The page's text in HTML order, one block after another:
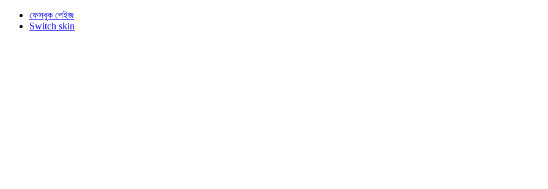
ফেসবুক পেইজ
Switch skin